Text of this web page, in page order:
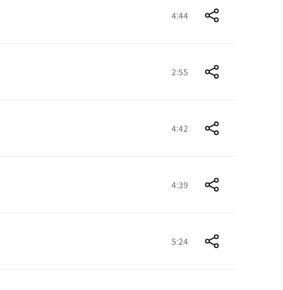
4:44
2:55
4:42
4:39
5:24